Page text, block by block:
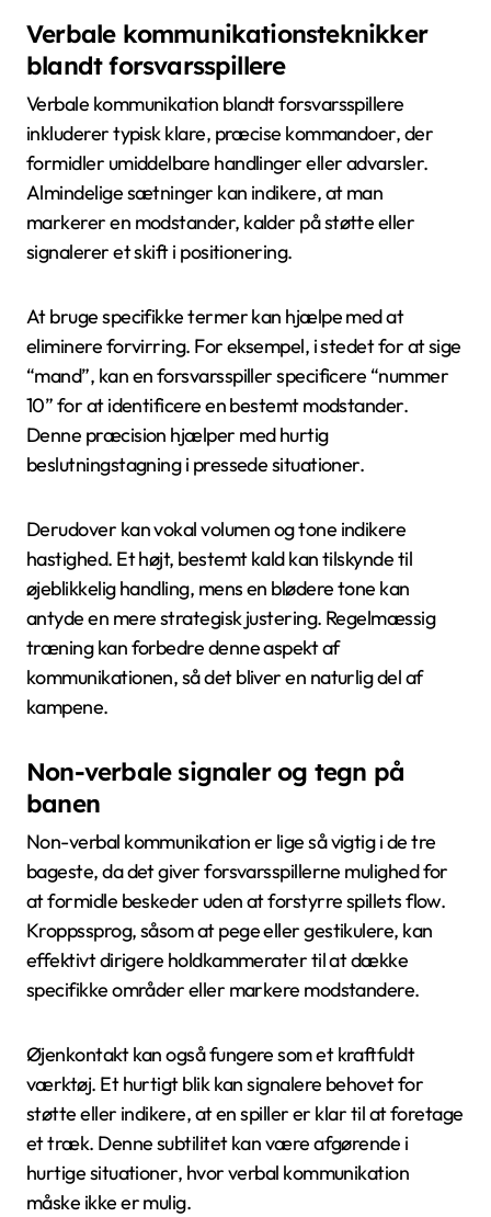
Verbale kommunikationsteknikker
blandt forsvarsspillere
Verbale kommunikation blandt forsvarsspillere
inkluderer typisk klare, præcise kommandoer, der
formidler umiddelbare handlinger eller advarsler.
Almindelige sætninger kan indikere, at man
markerer en modstander, kalder på støtte eller
signalerer et skift i positionering.
At bruge specifikke termer kan hjælpe med at
eliminere forvirring. For eksempel, i stedet for at sige
“mand”, kan en forsvarsspiller specificere “nummer
10” for at identificere en bestemt modstander.
Denne præcision hjælper med hurtig
beslutningstagning i pressede situationer.
Derudover kan vokal volumen og tone indikere
hastighed. Et højt, bestemt kald kan tilskynde til
øjeblikkelig handling, mens en blødere tone kan
antyde en mere strategisk justering. Regelmæssig
træning kan forbedre denne aspekt af
kommunikationen, så det bliver en naturlig del af
kampene.
Non-verbale signaler og tegn på
banen
Non-verbal kommunikation er lige så vigtig i de tre
bageste, da det giver forsvarsspillerne mulighed for
at formidle beskeder uden at forstyrre spillets flow.
Kroppssprog, såsom at pege eller gestikulere, kan
effektivt dirigere holdkammerater til at dække
specifikke områder eller markere modstandere.
Øjenkontakt kan også fungere som et kraftfuldt
værktøj. Et hurtigt blik kan signalere behovet for
støtte eller indikere, at en spiller er klar til at foretage
et træk. Denne subtilitet kan være afgørende i
hurtige situationer, hvor verbal kommunikation
måske ikke er mulig.